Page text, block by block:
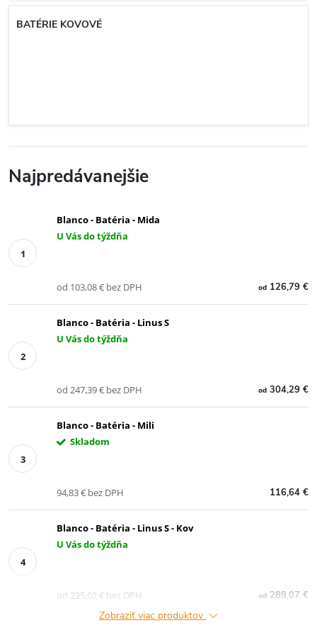
BATÉRIE KOVOVÉ
Najpredávanejšie
Blanco - Batéria - Mida
U Vás do týždňa
od126,79 €
od 103,08 € bez DPH
Blanco - Batéria - Linus S
U Vás do týždňa
od304,29 €
od 247,39 € bez DPH
Blanco - Batéria - Mili
Skladom
116,64 €
94,83 € bez DPH
Blanco - Batéria - Linus S - Kov
U Vás do týždňa
od289,07 €
od 235,02 € bez DPH
Zobraziť viac produktov